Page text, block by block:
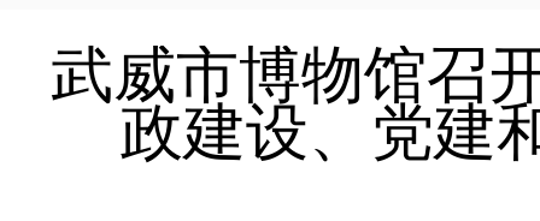
武威市博物馆召
政建设、党建